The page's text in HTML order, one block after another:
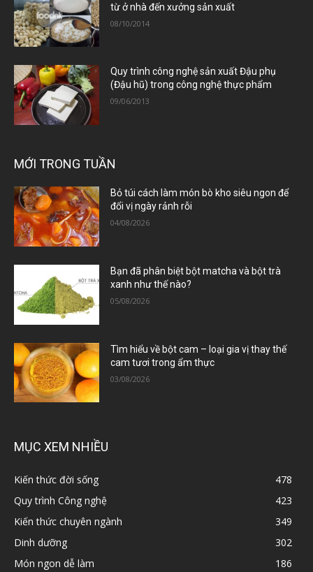
từ ở nhà đến xưởng sản xuất
08/10/2014
Quy trình công nghệ sản xuất Đậu phụ
(Đậu hũ) trong công nghệ thực phẩm
09/06/2013
MỚI TRONG TUẦN
Bỏ túi cách làm món bò kho siêu ngon để
đổi vị ngày rảnh rỗi
04/08/2026
Bạn đã phân biệt bột matcha và bột trà
xanh như thế nào?
05/08/2026
Tìm hiểu về bột cam – loại gia vị thay thế
cam tươi trong ẩm thực
03/08/2026
MỤC XEM NHIỀU
Kiến thức đời sống
478
Quy trình Công nghệ
423
Kiến thức chuyên ngành
349
Dinh dưỡng
302
Món ngon dễ làm
186